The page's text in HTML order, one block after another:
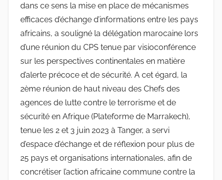
dans ce sens la mise en place de mécanismes
efficaces d’échange d’informations entre les pays
africains, a souligné la délégation marocaine lors
d’une réunion du CPS tenue par visioconférence
sur les perspectives continentales en matière
d’alerte précoce et de sécurité. A cet égard, la
2ème réunion de haut niveau des Chefs des
agences de lutte contre le terrorisme et de
sécurité en Afrique (Plateforme de Marrakech),
tenue les 2 et 3 juin 2023 à Tanger, a servi
d’espace d’échange et de réflexion pour plus de
25 pays et organisations internationales, afin de
concrétiser l’action africaine commune contre la